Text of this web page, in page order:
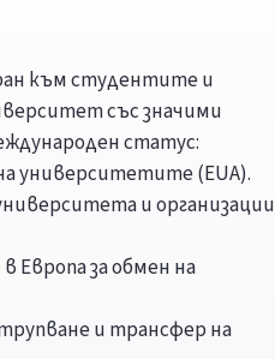
към студентите и
със значими
статус:
университетите (ЕUA).
и организации
Европа за обмен на
и трансфер на